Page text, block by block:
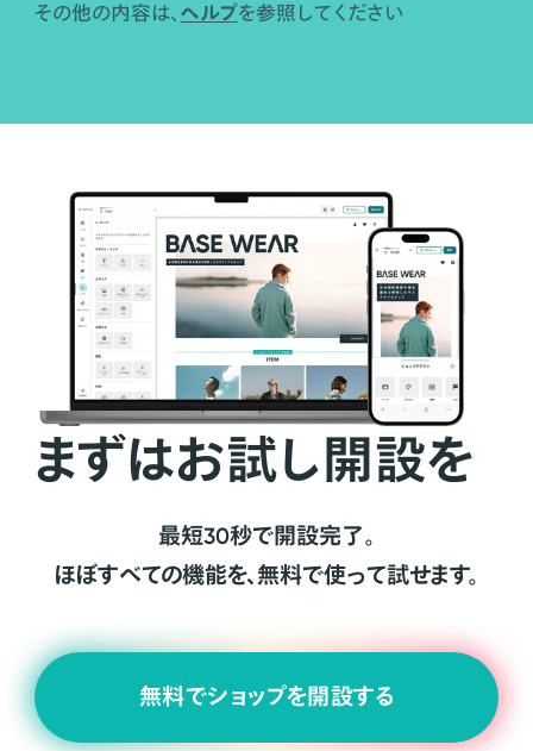
その他の内容は、 ヘルプを参照してください
まずはお試し開設を
最短30秒で開設完了。
ほぼすべての機能を、無料で使って試せます。
無料でショップを開設する